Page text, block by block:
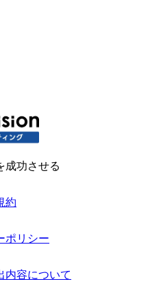
成功させる
約
ポリシー
内容について